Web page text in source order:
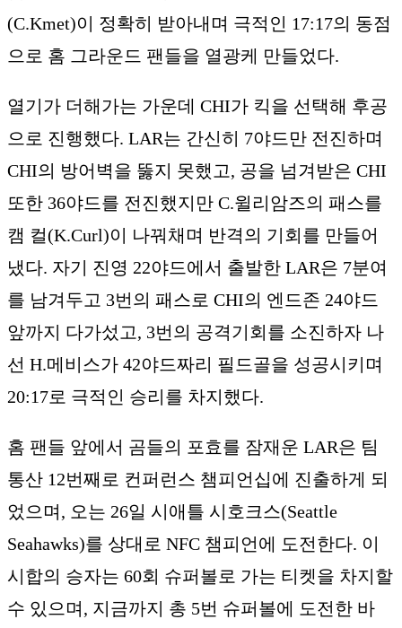
(C.Kmet)이 정확히 받아내며 극적인 17:17의 동점
으로 홈 그라운드 팬들을 열광케 만들었다.
열기가 더해가는 가운데 CHI가 킥을 선택해 후공
으로 진행했다. LAR는 간신히 7야드만 전진하며
CHI의 방어벽을 뚫지 못했고, 공을 넘겨받은 CHI
또한 36야드를 전진했지만 C.윌리암즈의 패스를
캠 컬(K.Curl)이 나꿔채며 반격의 기회를 만들어
냈다. 자기 진영 22야드에서 출발한 LAR은 7분여
를 남겨두고 3번의 패스로 CHI의 엔드존 24야드
앞까지 다가섰고, 3번의 공격기회를 소진하자 나
선 H.메비스가 42야드짜리 필드골을 성공시키며
20:17로 극적인 승리를 차지했다.
홈 팬들 앞에서 곰들의 포효를 잠재운 LAR은 팀
통산 12번째로 컨퍼런스 챔피언십에 진출하게 되
었으며, 오는 26일 시애틀 시호크스(Seattle
Seahawks)를 상대로 NFC 챔피언에 도전한다. 이
시합의 승자는 60회 슈퍼볼로 가는 티켓을 차지할
수 있으며, 지금까지 총 5번 슈퍼볼에 도전한 바